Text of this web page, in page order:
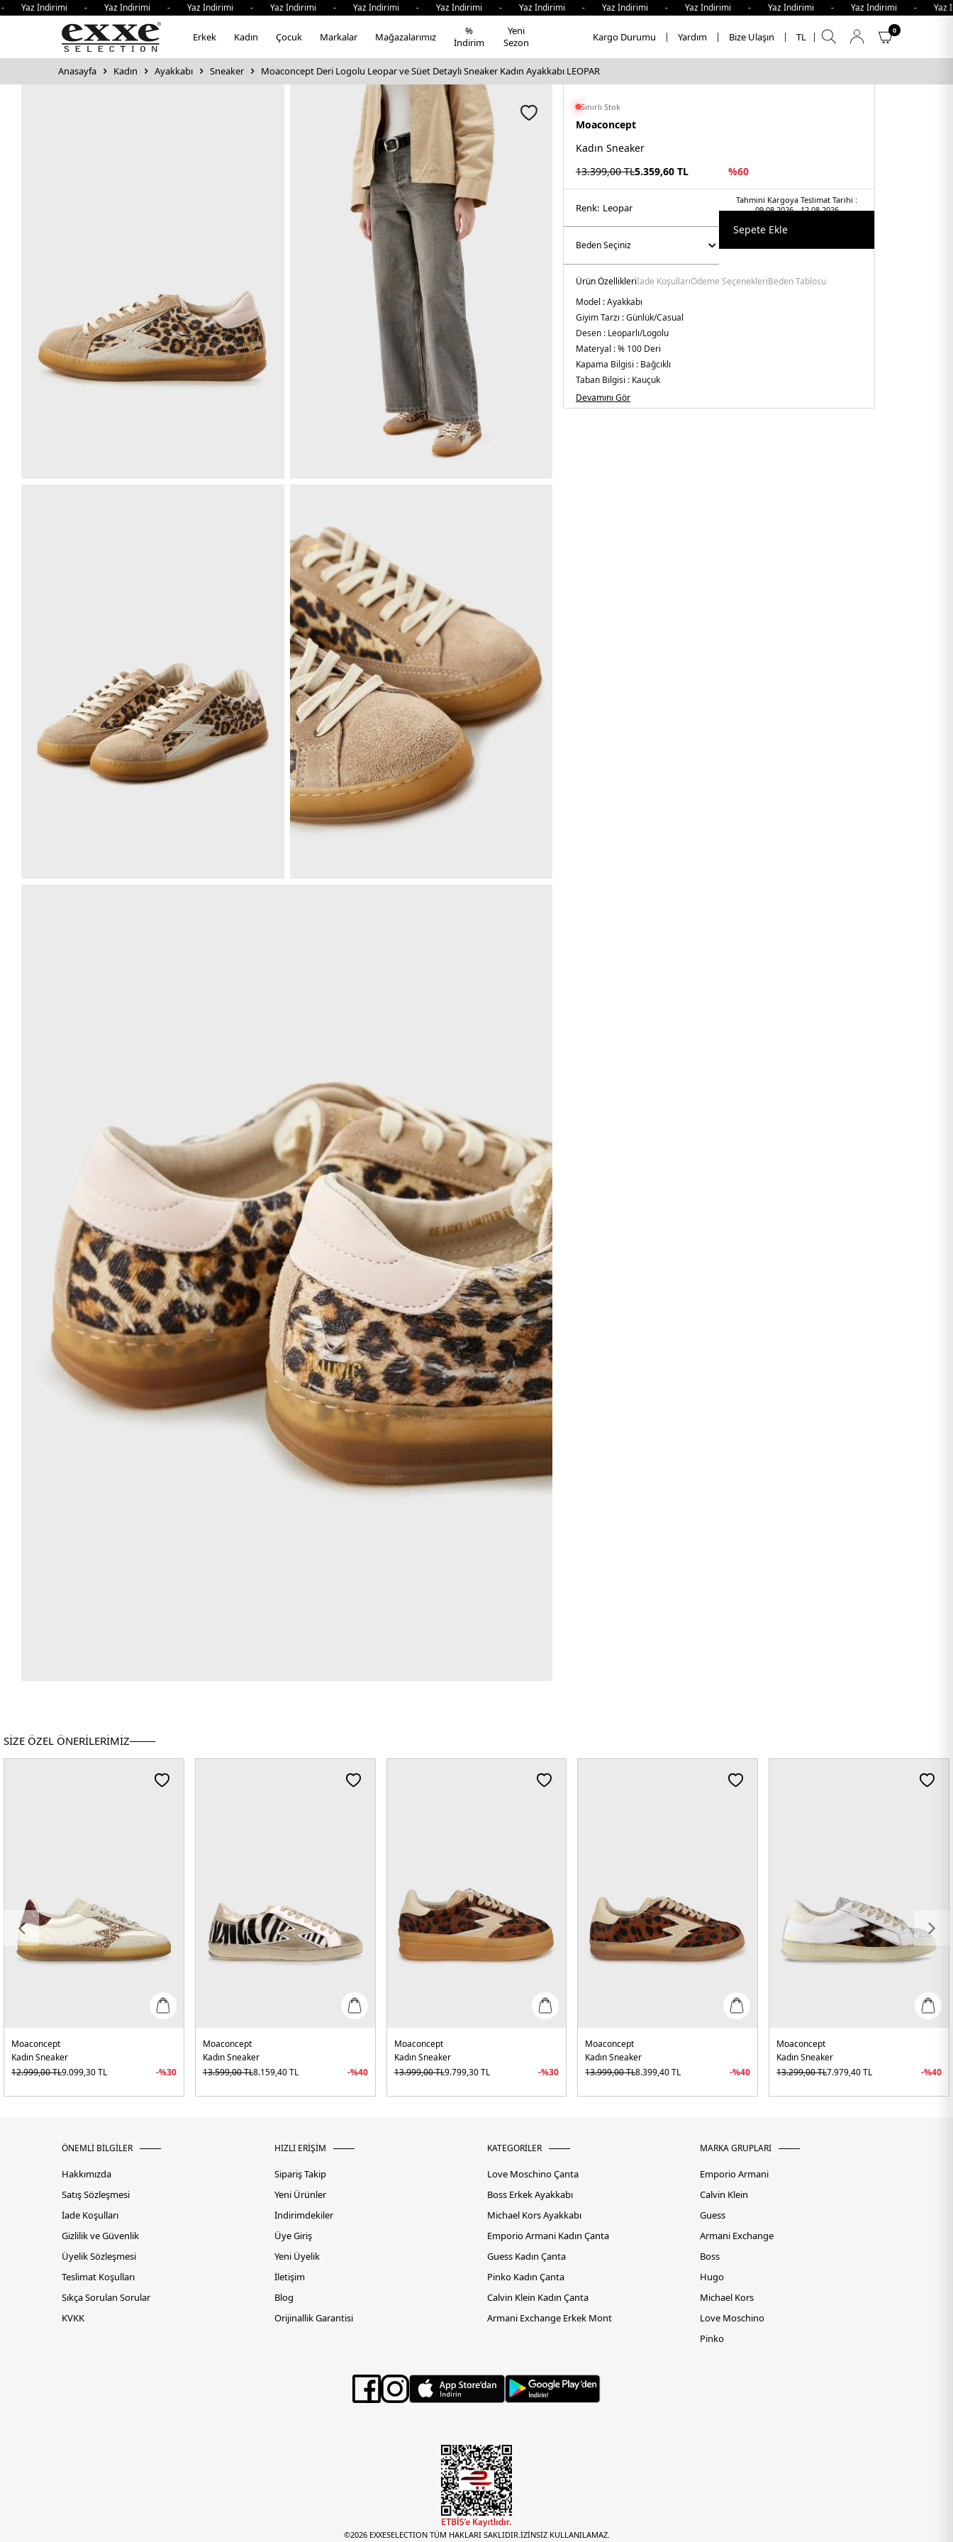
İndirimi - Yaz İndirimi - Yaz İndirimi - Yaz İndirimi - Yaz İndirimi - Yaz İndirimi - Yaz İndirimi - Yaz İndirimi - Yaz İndirimi - Yaz İndirimi - Yaz İndirimi -
Erkek Kadın Çocuk Markalar Mağazalarımız
%
İndirim
Yeni
Sezon
Kargo Durumu Yardım Bize Ulaşın TL
0
Anasayfa Kadın Ayakkabı Sneaker Moaconcept Deri Logolu Leopar ve Süet Detaylı Sneaker Kadın Ayakkabı LEOPAR
Sınırlı Stok
Moaconcept
Kadın Sneaker
13.399,00TL5.359,60 TL %60
Tahmini Kargoya Teslimat Tarihi :
09.08.2026 - 12.08.2026
Renk: leopar
Sepete Ekle
Ürün Özellikleriİade KoşullarıÖdeme SeçenekleriBeden Tablosu
Model :Ayakkabı
Giyim Tarzı :Günlük/Casual
Desen : Leoparlı/Logolu
Materyal :% 100 Deri
Kapama Bilgisi : Bağcıklı
Taban Bilgisi : Kauçuk
Taban Kalınlığı :
Üretim Yeri :İtalya
Devamını Gör
SİZE ÖZEL ÖNERİLERİMİZ
Moaconcept
Kadın Sneaker
12.999,00TL9.099,30TL -%30
Moaconcept
Kadın Sneaker
13.599,00TL8.159,40TL -%40
Moaconcept
Kadın Sneaker
13.999,00TL9.799,30TL -%30
Moaconcept
Kadın Sneaker
13.999,00TL8.399,40TL -%40
Moaconcept
Kadın Sneaker
13.299,00TL7.979,40TL -%40
ÖNEMLİ BİLGİLER
Hakkımızda
Satış Sözleşmesi
İade Koşulları
Gizlilik ve Güvenlik
Üyelik Sözleşmesi
Teslimat Koşulları
Sıkça Sorulan Sorular
KVKK
HIZLI ERİŞİM
Sipariş Takip
Yeni Ürünler
İndirimdekiler
Üye Giriş
Yeni Üyelik
İletişim
Blog
Orijinallik Garantisi
KATEGORİLER
Love Moschino Çanta
Boss Erkek Ayakkabı
Michael Kors Ayakkabı
Emporio Armani Kadın Çanta
Guess Kadın Çanta
Pinko Kadın Çanta
Calvin Klein Kadın Çanta
Armani Exchange Erkek Mont
MARKA GRUPLARI
Emporio Armani
Calvin Klein
Guess
Armani Exchange
Boss
Hugo
Michael Kors
Love Moschino
Pinko
©2026 EXXESELECTION TÜM HAKLARI SAKLIDIR.İZİNSİZ KULLANILAMAZ.